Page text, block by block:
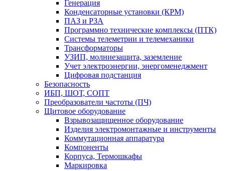
Генерация
Конденсаторные установки (КРМ)
ПАЗ и РЗА
Программно технические комплексы (ПТК)
Системы телеметрии и телемеханики
Трансформаторы
УЗИП, молниезащита, заземление
Учет электроэнергии, энергоменеджмент
Цифровая подстанция
Безопасность
ИБП, ШОТ, СОПТ
Преобразователи частоты (ПЧ)
Щитовое оборудование
Взрывозащищенное оборудование
Изделия электромонтажные и инструменты
Коммутационная аппаратура
Компоненты
Корпуса, Термошкафы
Маркировка